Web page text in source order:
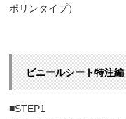
ポリンタイプ）
ビニールシート特注
■STEP1